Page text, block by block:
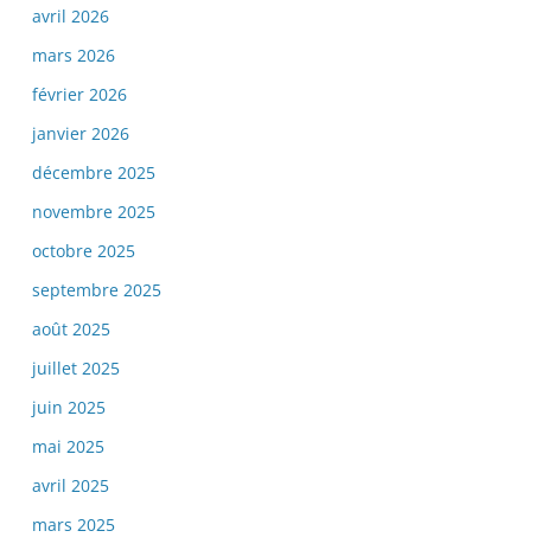
avril 2026
mars 2026
février 2026
janvier 2026
décembre 2025
novembre 2025
octobre 2025
septembre 2025
août 2025
juillet 2025
juin 2025
mai 2025
avril 2025
mars 2025